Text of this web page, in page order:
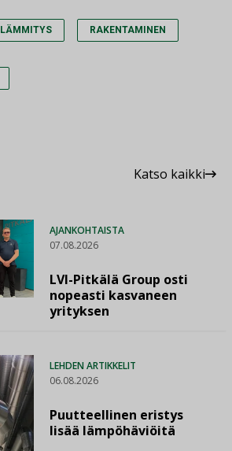
LÄMMITYS RAKENTAMINEN
Katso kaikki
AJANKOHTAISTA
07.08.2026
LVI-Pitkälä Group osti
nopeasti kasvaneen
yrityksen
LEHDEN ARTIKKELIT
06.08.2026
Puutteellinen eristys
lisää lämpöhäviöitä